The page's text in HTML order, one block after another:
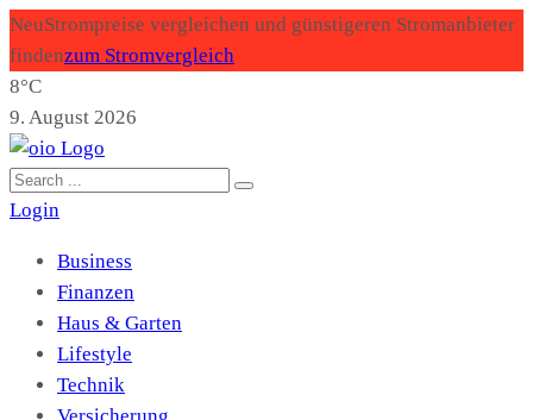
NeuStrompreise vergleichen und günstigeren Stromanbieter
findenzum Stromvergleich
8°C
9. August 2026
Login
Business
Finanzen
Haus & Garten
Lifestyle
Technik